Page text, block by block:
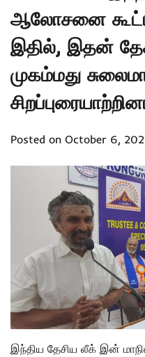
ஆலோசனை
இதில், இதன்
முகம்மது
Posted on October 6,
இந்திய தேசிய லீக் இன்